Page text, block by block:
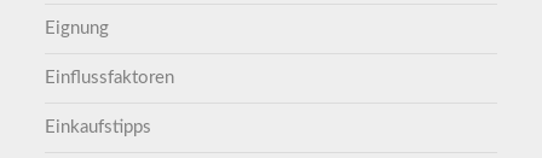
Eignung
Einflussfaktoren
Einkaufstipps